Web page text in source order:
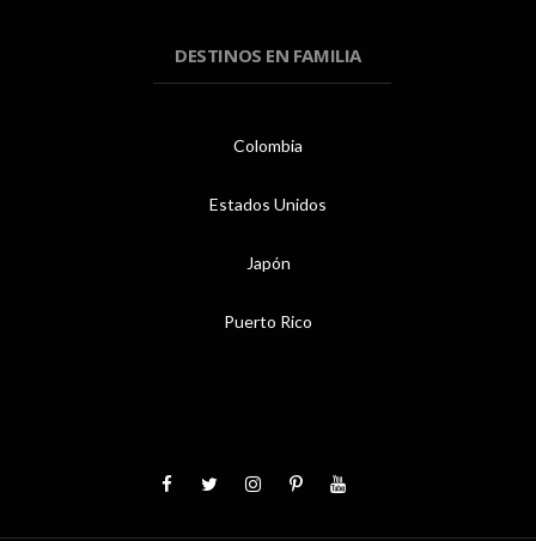
DESTINOS EN FAMILIA
Colombia
Estados Unidos
Japón
Puerto Rico